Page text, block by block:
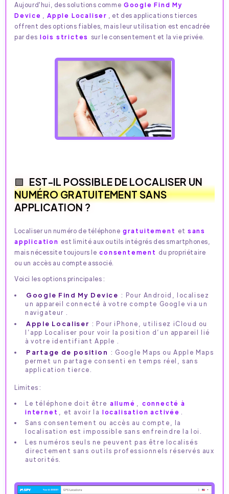
Aujourd'hui, des solutions comme Google Find My
Device
Apple Localiser
, et des applications tierces
offrent des options fiables, mais leur utilisation est encadrée
par des lois strictes sur le consentement et la vie privée.
EST-IL POSSIBLE DE LOCALISER UN
NUMÉRO GRATUITEMENT SANS
APPLICATION ?
Localiser un numéro de téléphone gratuitement et sans
application est limité aux outils intégrés des smartphones,
mais nécessite toujours le consentement du propriétaire
ou un accès au compte associé.
Voici les options principales :
Google Find My Device : Pour Android, localisez
un appareil connecté à votre compte Google via un
navigateur .
Apple Localiser : Pour iPhone, utilisez iCloud ou
l’app Localiser pour voir la position d’un appareil lié
à votre identifiant Apple .
Partage de position : Google Maps ou Apple Maps
permet un partage consenti en temps réel, sans
application tierce.
Limites :
Le téléphone doit être allumé
connecté à
internet
, et avoir la localisation activée
Sans consentement ou accès au compte, la
localisation est impossible sans enfreindre la loi.
Les numéros seuls ne peuvent pas être localisés
directement sans outils professionnels réservés aux
autorités.